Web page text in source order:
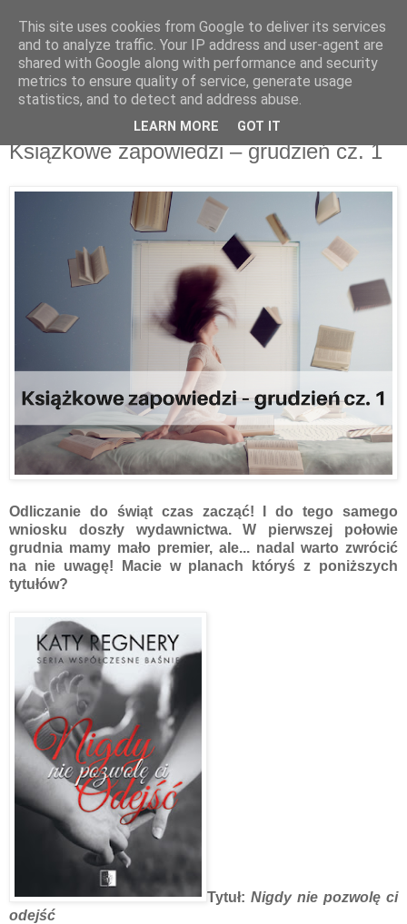
Recenzje na widelcu
Portal kulturalny - książki, recenzje, inspiracje, konkursy.
niedziela, 2 grudnia 2018
Książkowe zapowiedzi – grudzień cz. 1
Odliczanie do świąt czas zacząć! I do tego samego
wniosku doszły wydawnictwa. W pierwszej połowie
grudnia mamy mało premier, ale... nadal warto zwrócić
na nie uwagę! Macie w planach któryś z poniższych
tytułów?
Tytuł: Nigdy nie pozwolę ci
odejść
This site uses cookies from Google to deliver its services
and to analyze traffic. Your IP address and user-agent are
shared with Google along with performance and security
metrics to ensure quality of service, generate usage
statistics, and to detect and address abuse.
LEARN MORE GOT IT